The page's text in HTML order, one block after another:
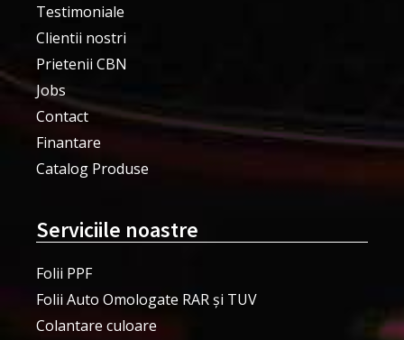
Testimoniale
Clientii nostri
Prietenii CBN
Jobs
Contact
Finantare
Catalog Produse
Serviciile noastre
Folii PPF
Folii Auto Omologate RAR și TUV
Colantare culoare